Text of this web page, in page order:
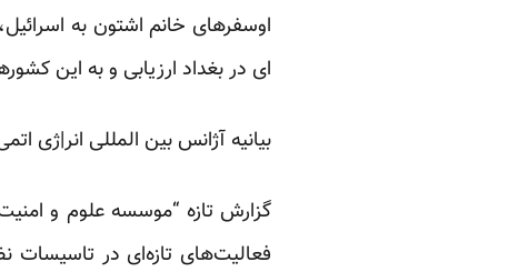
اوسفرهای خانم اشتون به
ای در بغداد ارزیابی و به این
بیانیه آژانس بین المللی انر|ژی
گزارش تازه “موسسه علوم و
فعالیت‌های تازه‌ای در تاسیسات